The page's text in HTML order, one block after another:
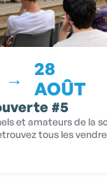
→
28
AOÛT
#5
et amateurs de la
tous les